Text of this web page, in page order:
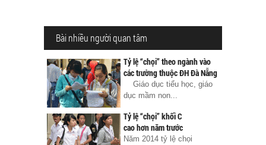
Bài nhiều người quan tâm
Tỷ lệ “chọi” theo ngành vào
các trường thuộc ĐH Đà Nẵng
Giáo dục tiểu học, giáo
dục mầm non...
Tỷ lệ “chọi” khối C
cao hơn năm trước
Năm 2014 tỷ lệ chọi